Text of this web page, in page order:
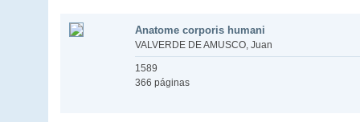
Anatome corporis humani
VALVERDE DE AMUSCO, Juan
1589
366 páginas